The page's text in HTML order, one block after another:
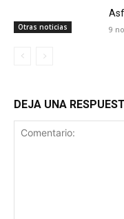
Otras noticias 9
DEJA UNA